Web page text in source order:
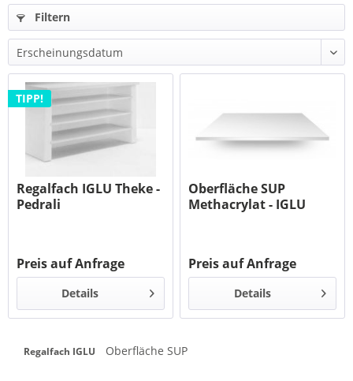
Filtern
TIPP!
Regalfach IGLU Theke -
Pedrali
Preis auf Anfrage
Details
Oberfläche SUP
Methacrylat - IGLU
Preis auf Anfrage
Details
Regalfach IGLU Oberfläche SUP